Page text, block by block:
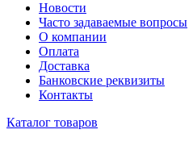
Новости
Часто задаваемые вопросы
О компании
Оплата
Доставка
Банковские реквизиты
Контакты
Каталог товаров